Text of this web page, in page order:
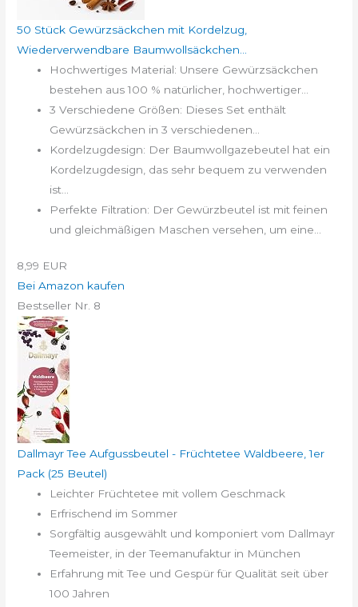
50 Stück Gewürzsäckchen mit Kordelzug,
Wiederverwendbare Baumwollsäckchen...
Hochwertiges Material: Unsere Gewürzsäckchen
bestehen aus 100 % natürlicher, hochwertiger...
3 Verschiedene Größen: Dieses Set enthält
Gewürzsäckchen in 3 verschiedenen...
Kordelzugdesign: Der Baumwollgazebeutel hat ein
Kordelzugdesign, das sehr bequem zu verwenden
ist...
Perfekte Filtration: Der Gewürzbeutel ist mit feinen
und gleichmäßigen Maschen versehen, um eine...
8,99 EUR
Bei Amazon kaufen
Bestseller Nr. 8
Dallmayr Tee Aufgussbeutel - Früchtetee Waldbeere, 1er
Pack (25 Beutel)
Leichter Früchtetee mit vollem Geschmack
Erfrischend im Sommer
Sorgfältig ausgewählt und komponiert vom Dallmayr
Teemeister, in der Teemanufaktur in München
Erfahrung mit Tee und Gespür für Qualität seit über
100 Jahren